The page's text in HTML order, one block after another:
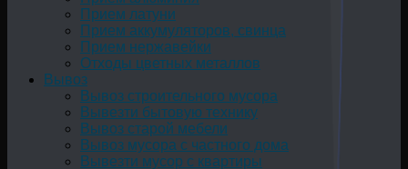
Прием латуни
Прием аккумуляторов, свинца
Прием нержавейки
Отходы цветных металлов
Вывоз
Вывоз строительного мусора
Вывезти бытовую технику
Вывоз старой мебели
Вывоз мусора с частного дома
Вывезти мусор с квартиры